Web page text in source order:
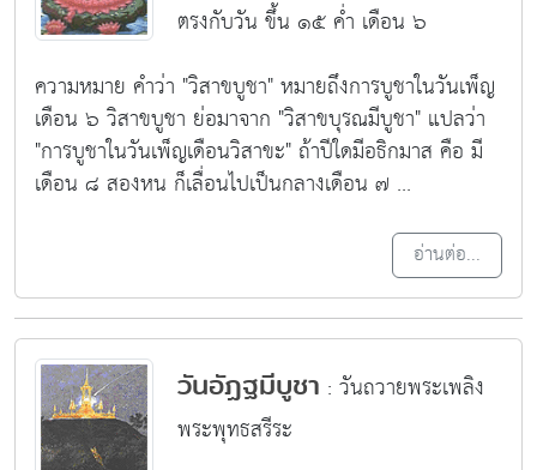
ตรงกับวัน ขึ้น ๑๕ ค่ำ เดือน ๖
ความหมาย คำว่า "วิสาขบูชา" หมายถึงการบูชาในวันเพ็ญ
เดือน ๖ วิสาขบูชา ย่อมาจาก "วิสาขบุรณมีบูชา" แปลว่า
"การบูชาในวันเพ็ญเดือนวิสาขะ" ถ้าปีใดมีอธิกมาส คือ มี
เดือน ๘ สองหน ก็เลื่อนไปเป็นกลางเดือน ๗ ...
อ่านต่อ...
วันอัฏฐมีบูชา : วันถวายพระเพลิง
พระพุทธสรีระ